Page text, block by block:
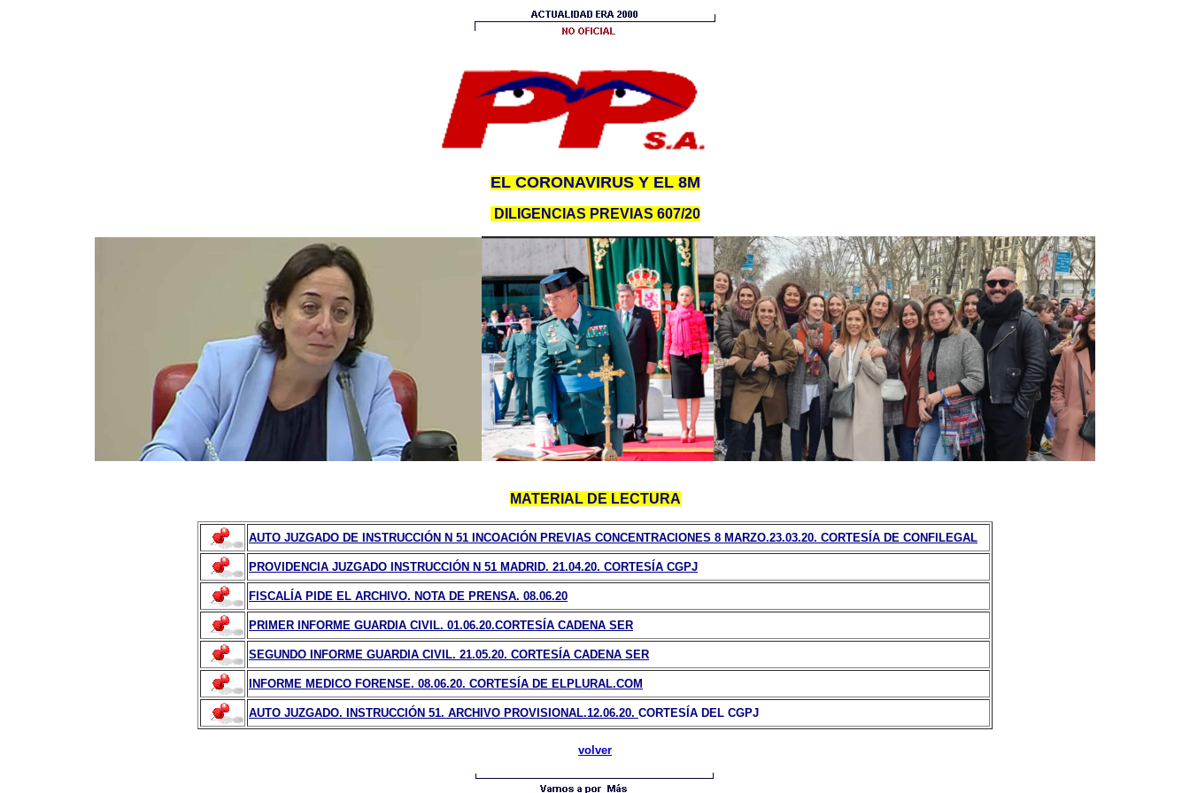
EL CORONAVIRUS Y EL 8M
DILIGENCIAS PREVIAS 607/20
MATERIAL DE LECTURA
AUTO JUZGADO DE INSTRUCCIÓN N 51 INCOACIÓN PREVIAS CONCENTRACIONES 8 MARZO.23.03.20. CORTESÍA DE CONFILEGAL
PROVIDENCIA JUZGADO INSTRUCCIÓN N 51 MADRID. 21.04.20. CORTESÍA CGPJ
FISCALÍA PIDE EL ARCHIVO. NOTA DE PRENSA. 08.06.20
PRIMER INFORME GUARDIA CIVIL. 01.06.20.CORTESÍA CADENA SER
SEGUNDO INFORME GUARDIA CIVIL. 21.05.20. CORTESÍA CADENA SER
INFORME MEDICO FORENSE. 08.06.20. CORTESÍA DE ELPLURAL.COM
AUTO JUZGADO. INSTRUCCIÓN 51. ARCHIVO PROVISIONAL.12.06.20. CORTESÍA DEL CGPJ
volver